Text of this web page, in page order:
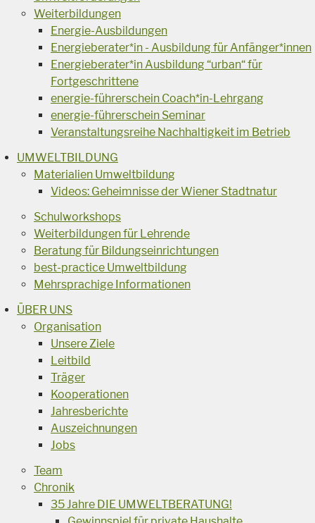
Weiterbildungen
Energie-Ausbildungen
Energieberater*in - Ausbildung für Anfänger*innen
Energieberater*in Ausbildung “urban“ für
Fortgeschrittene
energie-führerschein Coach*in-Lehrgang
energie-führerschein Seminar
Veranstaltungsreihe Nachhaltigkeit im Betrieb
UMWELTBILDUNG
Materialien Umweltbildung
Videos: Geheimnisse der Wiener Stadtnatur
Schulworkshops
Weiterbildungen für Lehrende
Beratung für Bildungseinrichtungen
best-practice Umweltbildung
Mehrsprachige Informationen
ÜBER UNS
Organisation
Unsere Ziele
Leitbild
Träger
Kooperationen
Jahresberichte
Auszeichnungen
Jobs
Team
Chronik
35 Jahre DIE UMWELTBERATUNG!